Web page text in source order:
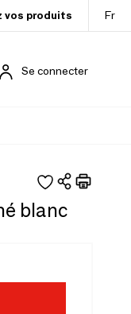
vos produits Fr
Se connecter
blanc